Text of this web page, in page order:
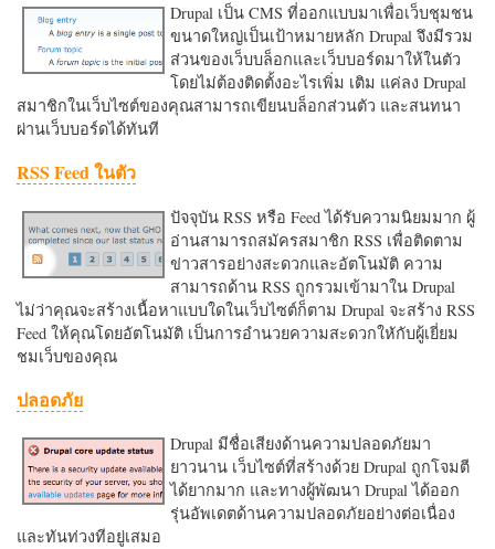
Drupal เป็น CMS ที่ออกแบบมาเพื่อเว็บชุมชน
ขนาดใหญ่เป็นเป้าหมายหลัก Drupal จึงมีรวม
ส่วนของเว็บบล็อกและเว็บบอร์ดมาให้ในตัว
โดยไม่ต้องติดตั้งอะไรเพิ่ม เติม แค่ลง Drupal
สมาชิกในเว็บไซต์ของคุณสามารถเขียนบล็อกส่วนตัว และสนทนา
ผ่านเว็บบอร์ดได้ทันที
RSS Feed ในตัว
ปัจจุบัน RSS หรือ Feed ได้รับความนิยมมาก ผู้
อ่านสามารถสมัครสมาชิก RSS เพื่อติดตาม
ข่าวสารอย่างสะดวกและอัตโนมัติ ความ
สามารถด้าน RSS ถูกรวมเข้ามาใน Drupal
ไม่ว่าคุณจะสร้างเนื้อหาแบบใดในเว็บไซต์ก็ตาม Drupal จะสร้าง RSS
Feed ให้คุณโดยอัตโนมัติ เป็นการอำนวยความสะดวกใหักับผู้เยี่ยม
ชมเว็บของคุณ
ปลอดภัย
Drupal มีชื่อเสียงด้านความปลอดภัยมา
ยาวนาน เว็บไซต์ที่สร้างด้วย Drupal ถูกโจมตี
ได้ยากมาก และทางผู้พัฒนา Drupal ได้ออก
รุ่นอัพเดตด้านความปลอดภัยอย่างต่อเนื่อง
และทันท่วงทีอยู่เสมอ